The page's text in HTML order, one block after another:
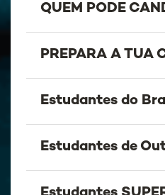
QUEM PODE
PREPARA A TUA
Estudantes do
Estudantes de